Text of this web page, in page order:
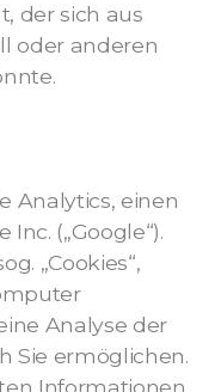
der sich aus
oder anderen
Analytics, einen
(„Google“).
„Cookies“,
Analyse der
Sie ermöglichen.
Informationen